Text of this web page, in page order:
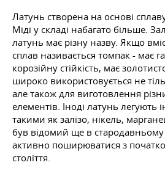
Латунь створена на основі
Міді у складі набагато більше.
латунь має різну назву. Якщо
сплав називається томпак - має
корозійну стійкість, має
широко використовується не
але також для виготовлення
елементів. Іноді латунь
такими як залізо, нікель,
був відомий ще в
активно поширюватися з
століття.